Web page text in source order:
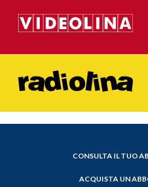
CONSULTA IL TUO
ACQUISTA UN